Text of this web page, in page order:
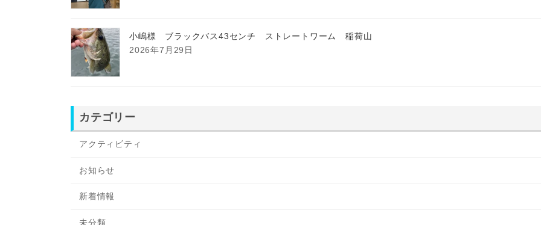
小嶋様 ブラックバス43センチ ストレートワーム 稲荷山
2026年7月29日
カテゴリー
アクティビティ
お知らせ
新着情報
未分類